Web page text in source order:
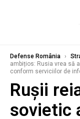
Defense România ›
ambițios: Rusia vrea să
conform serviciilor de
Rușii
sovietic